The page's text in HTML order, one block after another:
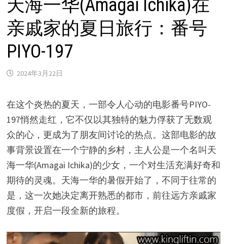
天海一华(Amagai Ichika)在
亲戚家的夏日旅行：番号
PIYO-197
2024年3月22日
在这个炎热的夏天，一部令人心动的电影番号PIYO-
197悄然走红，它不仅以其独特的魅力俘获了无数观
众的心，更成为了朋友间讨论的热点。这部电影的故
事背景设置在一个宁静的乡村，主人公是一个名叫天
海一华(Amagai Ichika)的少女，一个对生活充满好奇和
期待的灵魂。天海一华的暑假开始了，不同于往常的
是，这一次她决定离开熟悉的都市，前往远方亲戚家
度假，开启一段全新的旅程。